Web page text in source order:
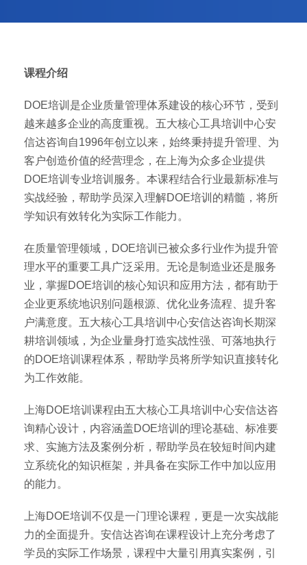
课程介绍
DOE培训是企业质量管理体系建设的核心环节，受到
越来越多企业的高度重视。五大核心工具培训中心安
信达咨询自1996年创立以来，始终秉持提升管理、为
客户创造价值的经营理念，在上海为众多企业提供
DOE培训专业培训服务。本课程结合行业最新标准与
实战经验，帮助学员深入理解DOE培训的精髓，将所
学知识有效转化为实际工作能力。
在质量管理领域，DOE培训已被众多行业作为提升管
理水平的重要工具广泛采用。无论是制造业还是服务
业，掌握DOE培训的核心知识和应用方法，都有助于
企业更系统地识别问题根源、优化业务流程、提升客
户满意度。五大核心工具培训中心安信达咨询长期深
耕培训领域，为企业量身打造实战性强、可落地执行
的DOE培训课程体系，帮助学员将所学知识直接转化
为工作效能。
上海DOE培训课程由五大核心工具培训中心安信达咨
询精心设计，内容涵盖DOE培训的理论基础、标准要
求、实施方法及案例分析，帮助学员在较短时间内建
立系统化的知识框架，并具备在实际工作中加以应用
的能力。
上海DOE培训不仅是一门理论课程，更是一次实战能
力的全面提升。安信达咨询在课程设计上充分考虑了
学员的实际工作场景，课程中大量引用真实案例，引